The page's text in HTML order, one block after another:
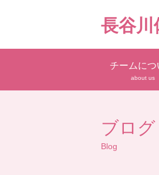
長谷川
チームにつ
about us
ブログ
Blog